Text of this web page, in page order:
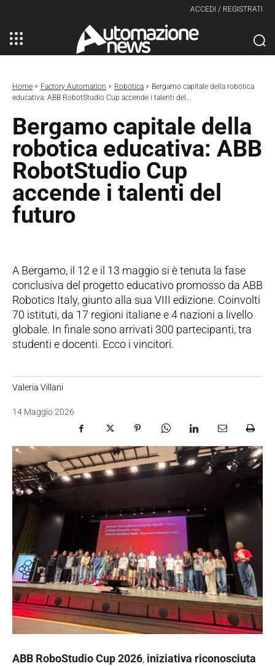
ACCEDI / REGISTRATI
Home Factory Automation Robotica
Bergamo capitale della robotica
educativa: ABB RobotStudio Cup accende i talenti del...
Bergamo capitale della
robotica educativa: ABB
RobotStudio Cup
accende i talenti del
futuro
A Bergamo, il 12 e il 13 maggio si è tenuta la fase
conclusiva del progetto educativo promosso da ABB
Robotics Italy, giunto alla sua VIII edizione. Coinvolti
70 istituti, da 17 regioni italiane e 4 nazioni a livello
globale. In finale sono arrivati 300 partecipanti, tra
studenti e docenti. Ecco i vincitori.
Valeria Villani
14 Maggio 2026
ABB RoboStudio Cup 2026, iniziativa riconosciuta